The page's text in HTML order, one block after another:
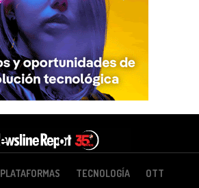
PLATAFORMAS TECNOLOGÍA OTT